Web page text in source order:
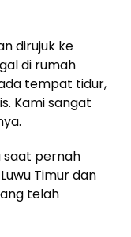
dirujuk ke
di rumah
tempat tidur,
Kami sangat
saat pernah
Timur dan
telah